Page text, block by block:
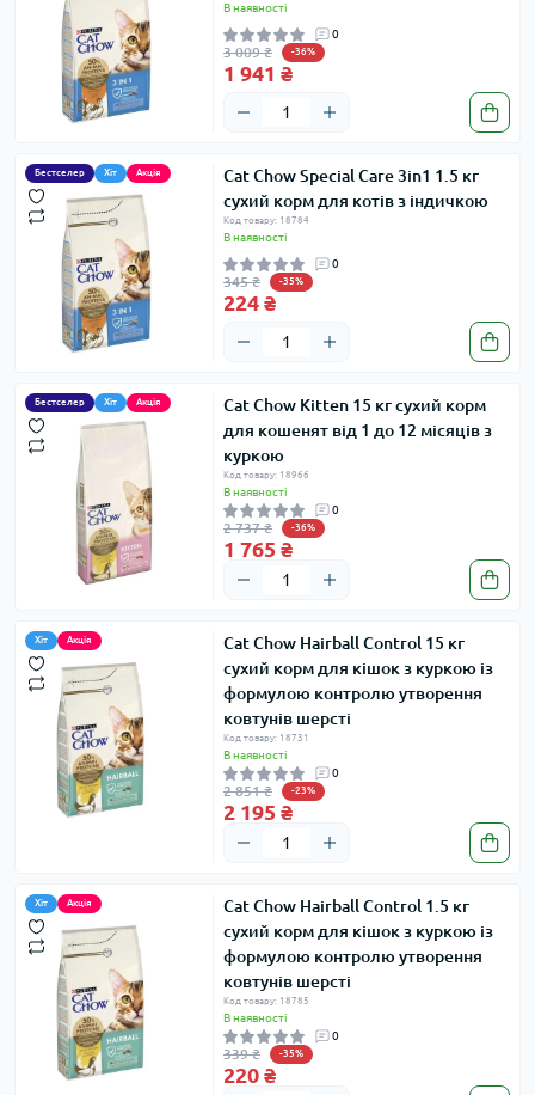
В наявності
0
3 009 ₴ -36%
1 941 ₴
Бестселер Хіт Акція
Cat Chow Special Care 3in1 1.5 кг
сухий корм для котів з індичкою
Код товару: 18784
В наявності
0
345 ₴ -35%
224 ₴
Бестселер Хіт Акція
Cat Chow Kitten 15 кг сухий корм
для кошенят від 1 до 12 місяців з
куркою
Код товару: 18966
В наявності
0
2 737 ₴ -36%
1 765 ₴
Хіт Акція
Cat Chow Hairball Control 15 кг
сухий корм для кішок з куркою із
формулою контролю утворення
ковтунів шерсті
Код товару: 18731
В наявності
0
2 851 ₴ -23%
2 195 ₴
Хіт Акція
Cat Chow Hairball Control 1.5 кг
сухий корм для кішок з куркою із
формулою контролю утворення
ковтунів шерсті
Код товару: 18785
В наявності
0
339 ₴ -35%
220 ₴